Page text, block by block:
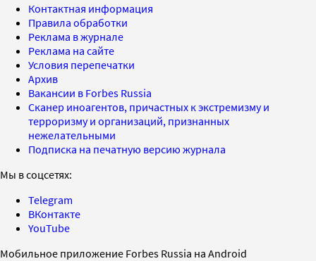
Контактная информация
Правила обработки
Реклама в журнале
Реклама на сайте
Условия перепечатки
Архив
Вакансии в Forbes Russia
Сканер иноагентов, причастных к экстремизму и
терроризму и организаций, признанных
нежелательными
Подписка на печатную версию журнала
Мы в соцсетях:
Telegram
ВКонтакте
YouTube
Мобильное приложение Forbes Russia на Android